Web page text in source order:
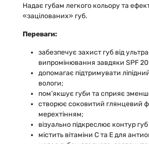
Надає губам легкого кольору та
«зацілованих» губ.
Переваги:
забезпечує захист губ від
випромінювання завдяки SPF
допомагає підтримувати ліпідний
вологи;
пом’якшує губи та сприяє
створює соковитий глянцевий
мерехтінням;
візуально підкреслює контур губ
містить вітаміни С та Е для